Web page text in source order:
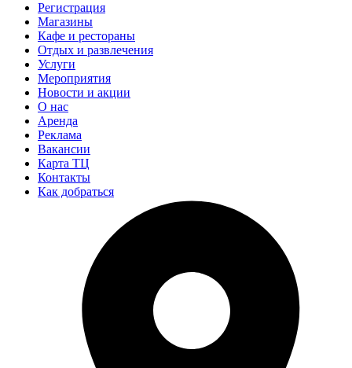
Регистрация
Магазины
Кафе и рестораны
Отдых и развлечения
Услуги
Мероприятия
Новости и акции
О нас
Аренда
Реклама
Вакансии
Карта ТЦ
Контакты
Как добраться